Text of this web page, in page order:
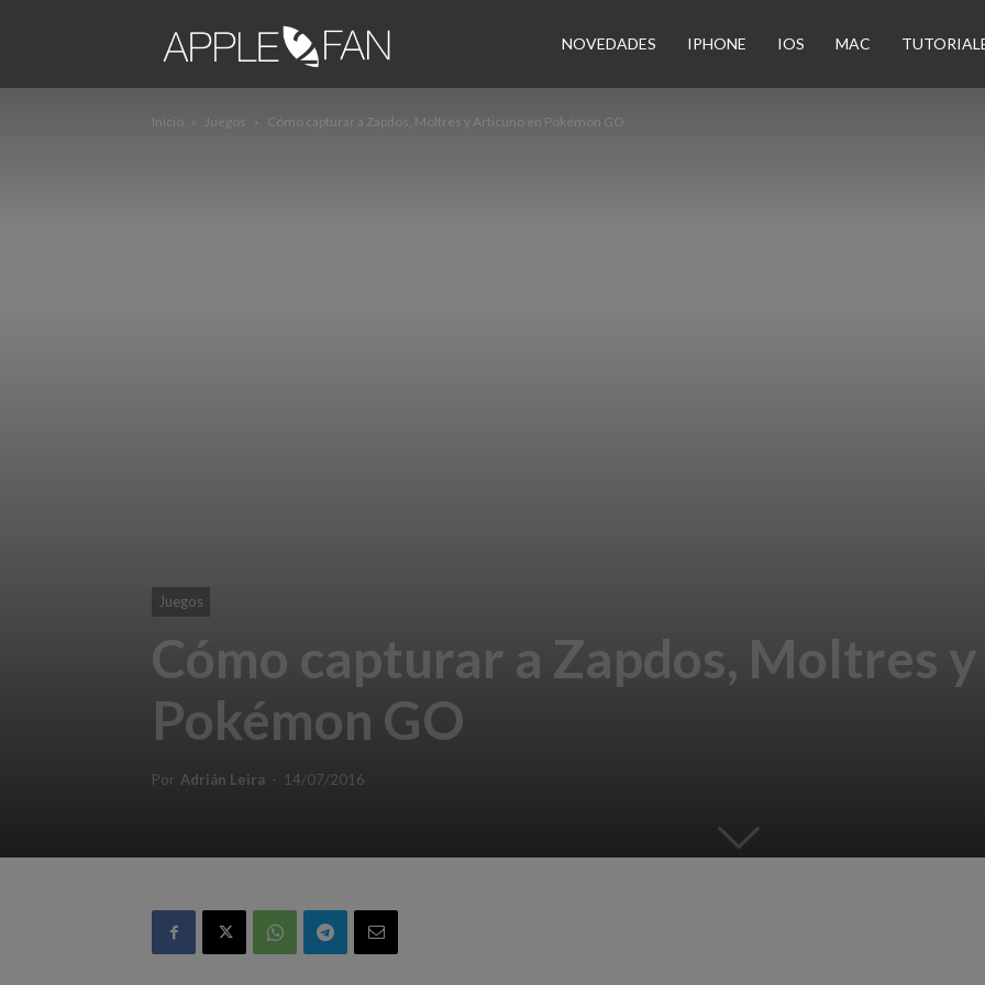
NOVEDADES IPHONE IOS MAC
Inicio Juegos Cómo capturar a Zapdos, Moltres y Articuno en Pokémon GO
Juegos
Cómo capturar a Zapdos, Moltres
Pokémon GO
Por Adrián Leira - 14/07/2016